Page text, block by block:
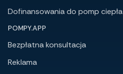
Dofinansowania do pomp ciepła
POMPY.APP
Bezpłatna konsultacja
Reklama